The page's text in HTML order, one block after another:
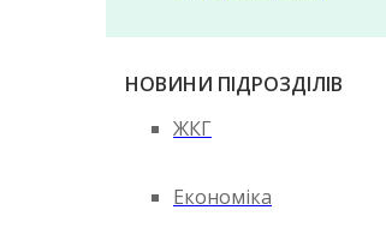
НОВИНИ ПІДРОЗДІЛІВ
ЖКГ
Економіка